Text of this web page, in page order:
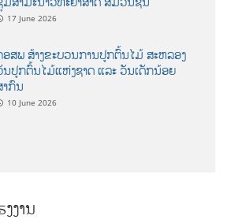
17 June 2026
ອສພ ສ້າງຂະບວນການປູກຕົ້ນໄມ້ ສະຫລອງ
ນປູກຕົ້ນໄມ້ແຫ່ງຊາດ ແລະ ວັນເດັກນ້ອຍ
າກົນ
10 June 2026
ງານ